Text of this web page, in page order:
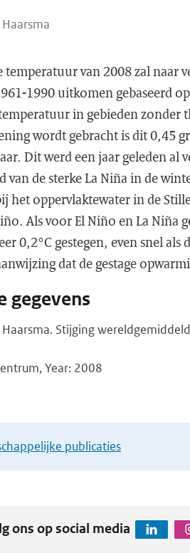
temperatuur van 2008 zal naar
1990 uitkomen gebaseerd
in gebieden zonder
wordt gebracht is dit 0,45
Dit werd een jaar geleden
van de sterke La Niña in de
het oppervlaktewater in de
Als voor El Niño en La Niña
0,2°C gestegen, even snel
dat de gestage
gegevens
Haarsma. Stijging
Year: 2008
publicaties
ons op social media